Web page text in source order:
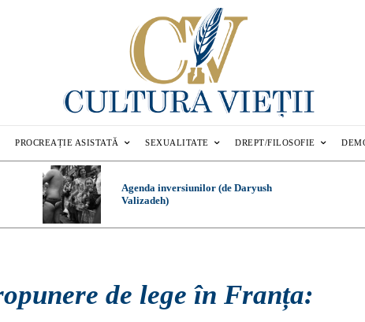
PROCREAȚIE ASISTATĂ SEXUALITATE DREPT/FILOSOFIE
Agenda inversiunilor (de Daryush
Valizadeh)
de lege în Franța: